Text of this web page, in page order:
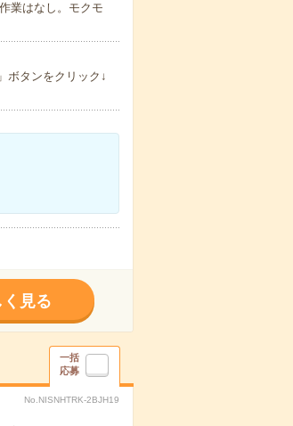
業はなし。モクモ
ボタンをクリック↓
見る
一括
応募
No.NISNHTRK-2BJH19